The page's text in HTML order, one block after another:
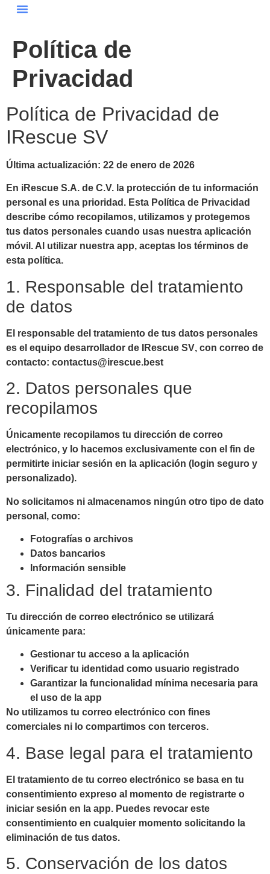
Política de
Privacidad
Política de Privacidad de
IRescue SV
Última actualización: 22 de enero de 2026
En iRescue S.A. de C.V. la protección de tu información
personal es una prioridad. Esta Política de Privacidad
describe cómo recopilamos, utilizamos y protegemos
tus datos personales cuando usas nuestra aplicación
móvil. Al utilizar nuestra app, aceptas los términos de
esta política.
1. Responsable del tratamiento
de datos
El responsable del tratamiento de tus datos personales
es el equipo desarrollador de
IRescue SV, con correo de
contacto: contactus@irescue.best
2. Datos personales que
recopilamos
Únicamente recopilamos tu dirección de correo
electrónico, y lo hacemos exclusivamente con el fin de
permitirte iniciar sesión en la aplicación ( login seguro y
personalizado).
No solicitamos ni almacenamos ningún otro tipo de dato
personal, como:
Fotografías o archivos
Datos bancarios
Información sensible
3. Finalidad del tratamiento
Tu dirección de correo electrónico se utilizará
únicamente para:
Gestionar tu acceso a la aplicación
Verificar tu identidad como usuario registrado
Garantizar la funcionalidad mínima necesaria para
el uso de la app
No utilizamos tu correo electrónico con fines
comerciales ni lo compartimos con terceros.
4. Base legal para el tratamiento
El tratamiento de tu correo electrónico se basa en tu
consentimiento expreso al momento de registrarte o
iniciar sesión en la app. Puedes revocar este
consentimiento en cualquier momento solicitando la
eliminación de tus datos.
5. Conservación de los datos